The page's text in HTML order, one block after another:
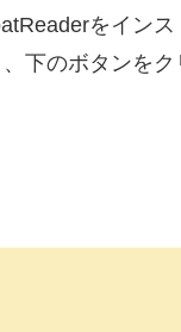
をインス
下のボタンを